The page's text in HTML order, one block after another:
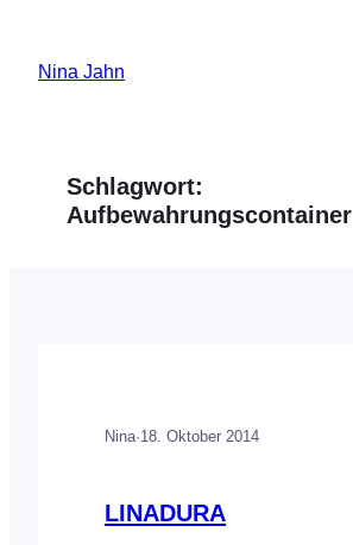
springen
Nina Jahn
Schlagwort:
Aufbewahrungscontainer
Nina·18. Oktober 2014
LINADURA